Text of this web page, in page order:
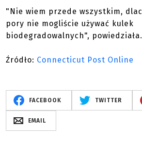
"Nie wiem przede wszystkim,
pory nie mogliście używać kulek
biodegradowalnych", powiedziała.
Źródło: Connecticut Post Online
FACEBOOK TWITTER
EMAIL